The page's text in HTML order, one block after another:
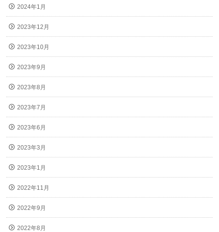
2024年1月
2023年12月
2023年10月
2023年9月
2023年8月
2023年7月
2023年6月
2023年3月
2023年1月
2022年11月
2022年9月
2022年8月